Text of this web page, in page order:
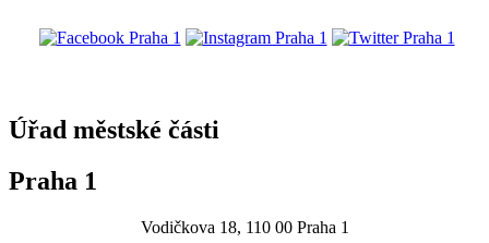
Úřad městské části
Praha 1
Vodičkova 18, 110 00 Praha 1